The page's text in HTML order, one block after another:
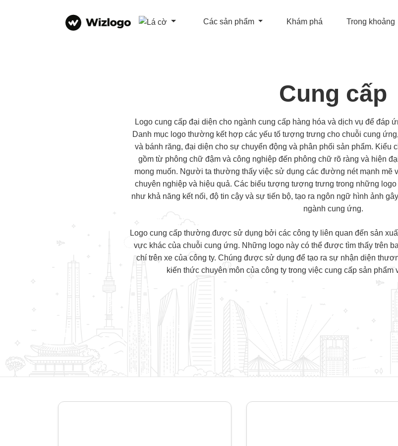
Các sản phẩm Khám phá Trong khoảng
Cung cấp
Logo cung cấp đại diện cho ngành cung cấp hàng hóa và dịch vụ để đáp
Danh mục logo thường kết hợp các yếu tố tượng trưng cho chuỗi cung
và bánh răng, đại diện cho sự chuyển động và phân phối sản phẩm. Kiểu
gồm từ phông chữ đậm và công nghiệp đến phông chữ rõ ràng và hiện
mong muốn. Người ta thường thấy việc sử dụng các đường nét mạnh mẽ
chuyên nghiệp và hiệu quả. Các biểu tượng tượng trưng trong những
như khả năng kết nối, độ tin cậy và sự tiến bộ, tạo ra ngôn ngữ hình ảnh
ngành cung ứng.
Logo cung cấp thường được sử dụng bởi các công ty liên quan đến sản
vực khác của chuỗi cung ứng. Những logo này có thể được tìm thấy trên
chí trên xe của công ty. Chúng được sử dụng để tạo ra sự nhận diện
kiến thức chuyên môn của công ty trong việc cung cấp sản phẩm